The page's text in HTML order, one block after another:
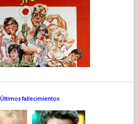
Últimos fallecimientos